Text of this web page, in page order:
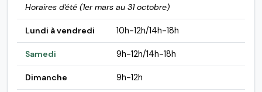
Horaires d'été (1er mars au 31 octobre)
Lundi à vendredi 10h-12h/14h-18h
Samedi 9h-12h/14h-18h
Dimanche 9h-12h